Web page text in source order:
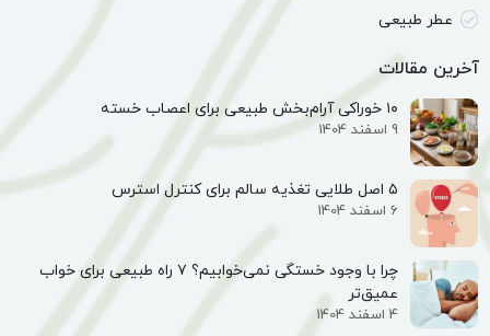
عطر طبیعی
آخرین مقالات
۱۰ خوراکی آرام‌بخش طبیعی برای اعصاب خسته
9 اسفند 1404
۵ اصل طلایی تغذیه سالم برای کنترل استرس
6 اسفند 1404
چرا با وجود خستگی نمی‌خوابیم؟ ۷ راه طبیعی برای خواب
عمیق‌تر
4 اسفند 1404